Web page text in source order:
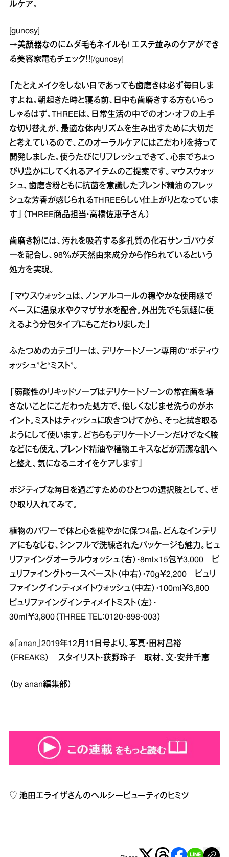
ルケア。
[gunosy]
→美顔器なのにムダ毛もネイルも! エステ並みのケアができ
る美容家電もチェック！！[/gunosy]
「たとえメイクをしない日であっても歯磨きは必ず毎日しま
すよね。朝起きた時と寝る前、日中も歯磨きする方もいらっ
しゃるはず。THREEは、日常生活の中でのオン・オフの上手
な切り替えが、最適な体内リズムを生み出すために大切だ
と考えているので、このオーラルケアにはこだわりを持って
開発しました。使うたびにリフレッシュできて、心までちょっ
ぴり豊かにしてくれるアイテムのご提案です。マウスウォッ
シュ、歯磨き粉ともに抗菌を意識したブレンド精油のフレッ
シュな芳香が感じられるTHREEらしい仕上がりとなっていま
す」（THREE商品担当・高橋佐恵子さん）
歯磨き粉には、汚れを吸着する多孔質の化石サンゴパウダ
ーを配合し、98％が天然由来成分から作られているという
処方を実現。
「マウスウォッシュは、ノンアルコールの穏やかな使用感で
ベースに温泉水やクマザサ水を配合。外出先でも気軽に使
えるよう分包タイプにもこだわりました」
ふたつめのカテゴリーは、デリケートゾーン専用の“ボディウ
ォッシュ”と“ミスト”。
「弱酸性のリキッドソープはデリケートゾーンの常在菌を壊
さないことにこだわった処方で、優しくなじませ洗うのがポ
イント。ミストはティッシュに吹きつけてから、そっと拭き取る
ようにして使います。どちらもデリケートゾーンだけでなく腋
などにも使え、ブレンド精油や植物エキスなどが清潔な肌へ
と整え、気になるニオイをケアします」
ポジティブな毎日を過ごすためのひとつの選択肢として、ぜ
ひ取り入れてみて。
植物のパワーで体と心を健やかに保つ4品。どんなインテリ
アにもなじむ、シンプルで洗練されたパッケージも魅力。ピュ
リファイングオーラルウォッシュ（右）・8ml×15包￥3,000 ピ
ュリファイングトゥースペースト（中右）・70g￥2,200 ピュリ
ファイングインティメイトウォッシュ（中左）・100ml￥3,800
ピュリファイングインティメイトミスト（左）・
30ml￥3,800（THREE TEL：0120・898・003）
※『anan』2019年12月11日号より。写真・田村昌裕
（FREAKS） スタイリスト・荻野玲子 取材、文・安井千恵
（by anan編集部）
♡ 池田エライザさんのヘルシービューティのヒミツ